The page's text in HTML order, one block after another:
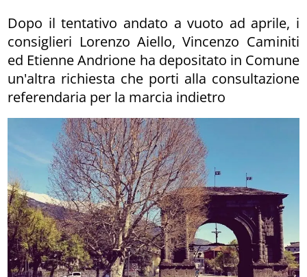
Dopo il tentativo andato a vuoto ad aprile, i
consiglieri Lorenzo Aiello, Vincenzo Caminiti
ed Etienne Andrione ha depositato in Comune
un'altra richiesta che porti alla consultazione
referendaria per la marcia indietro